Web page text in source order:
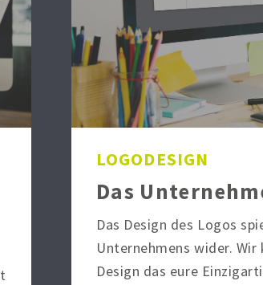
LOGODESIGN
Das
Das Design des Logos
Unternehmens wider.
Design das eure